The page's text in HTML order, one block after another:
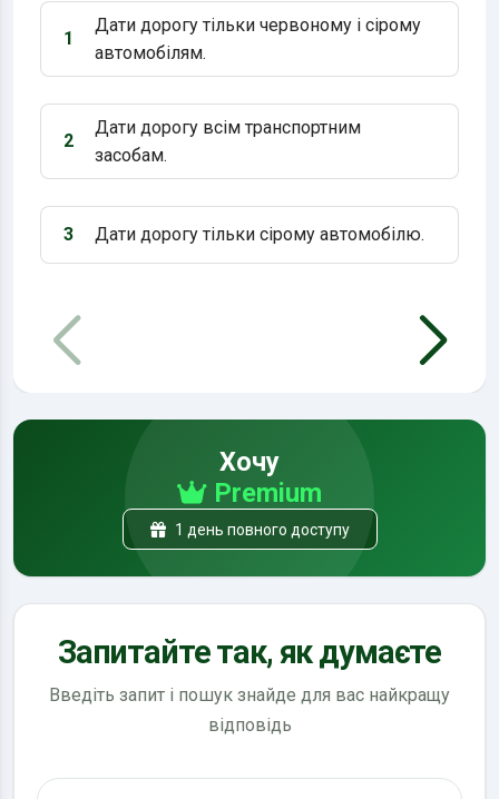
Варіант 1:
1
Дати дорогу тільки червоному і сірому
автомобілям.
Варіант 2:
2
Дати дорогу всім транспортним
засобам.
Варіант 3:
3 Дати дорогу тільки сірому автомобілю.
Хочу
Premium
1 день повного доступу
Запитайте так, як думаєте
Введіть запит і пошук знайде для вас найкращу
відповідь